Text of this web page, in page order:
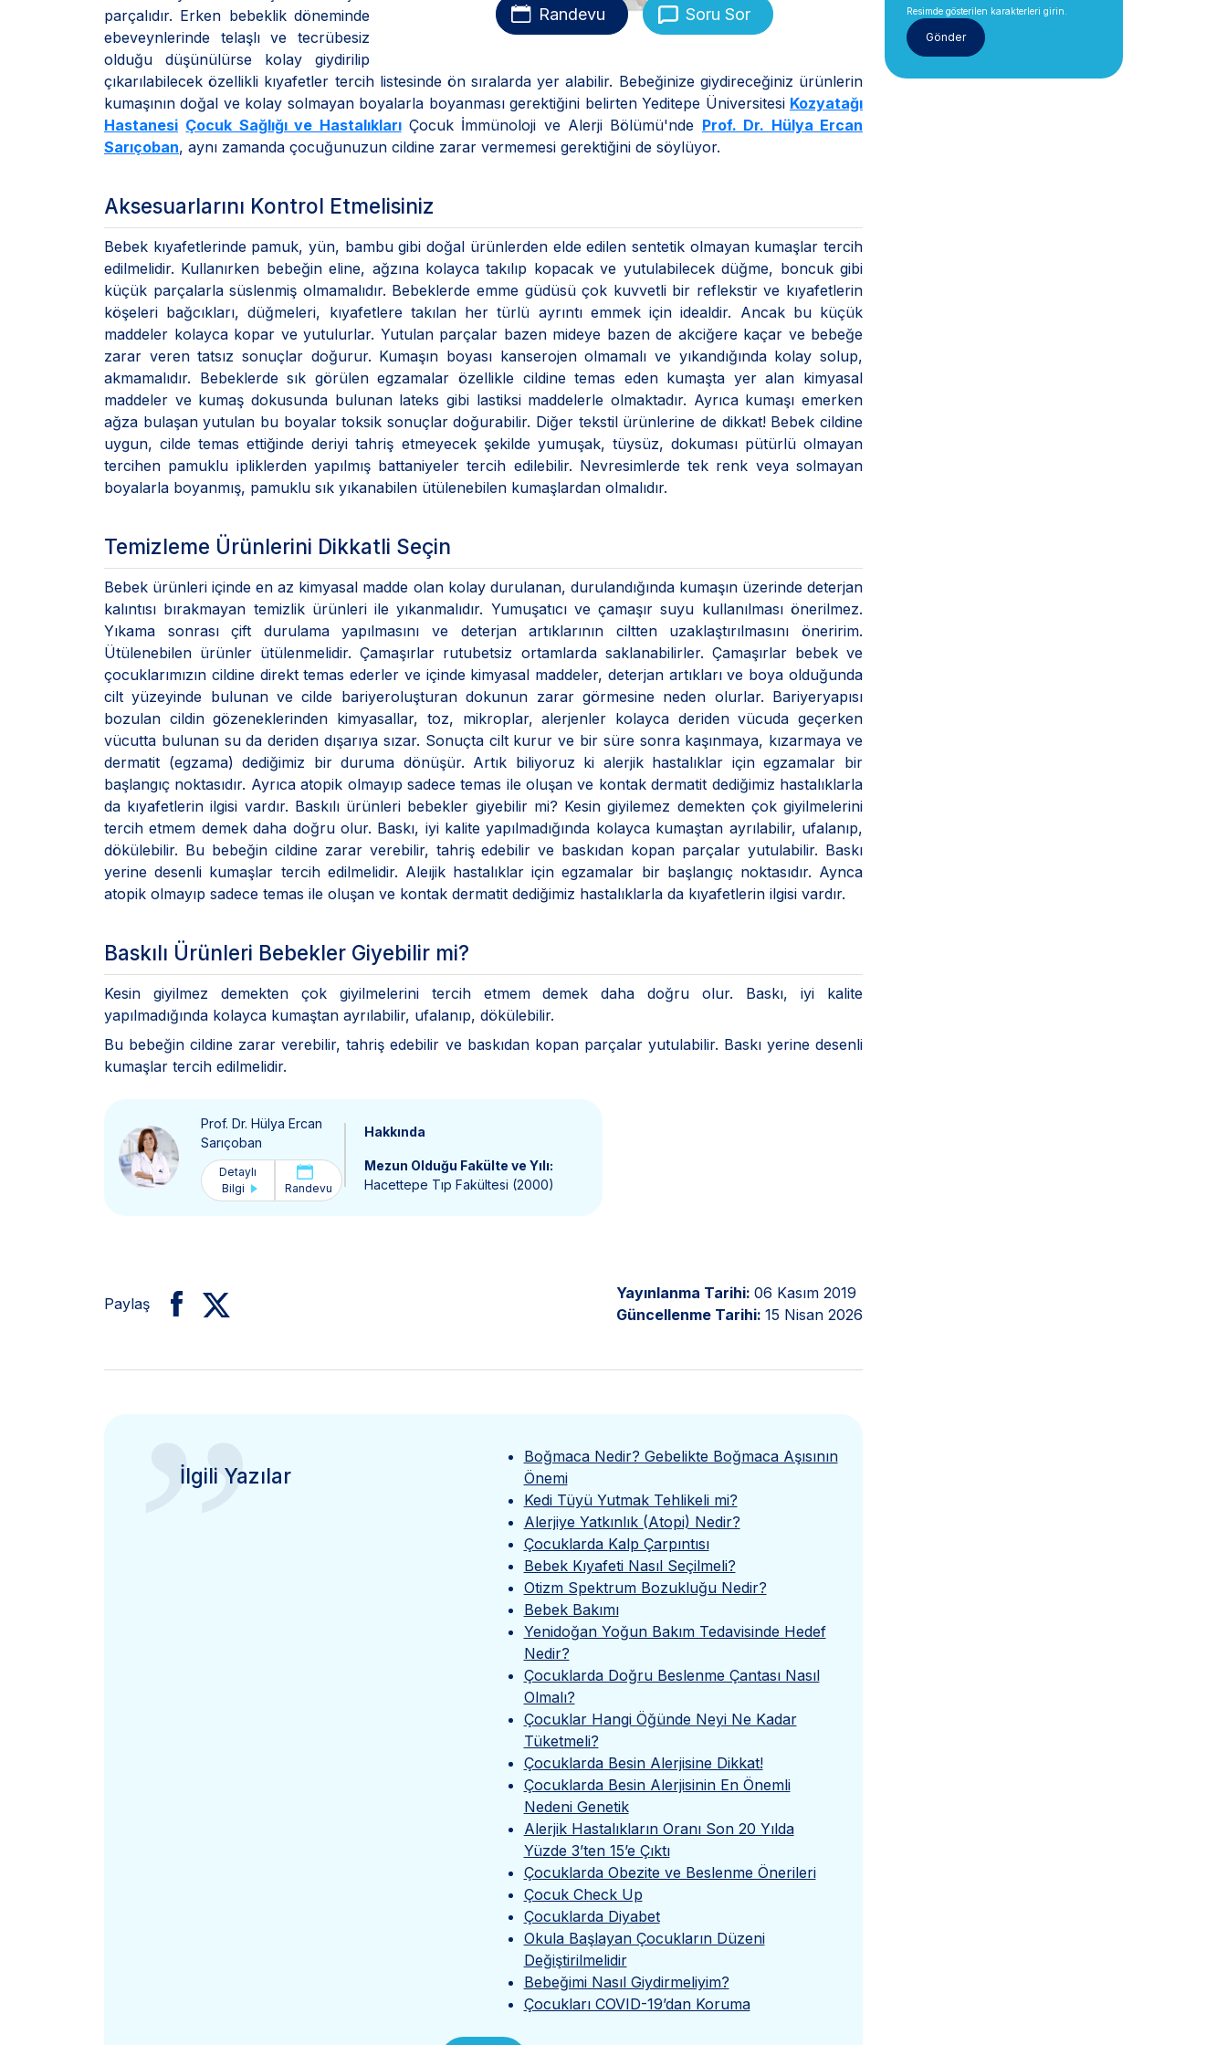
Randevu Soru Sor
parçalıdır. Erken bebeklik döneminde
ebeveynlerinde telaşlı ve tecrübesiz
olduğu düşünülürse kolay giydirilip
çıkarılabilecek özellikli kıyafetler tercih listesinde ön sıralarda yer alabilir. Bebeğinize giydireceğiniz ürünlerin
kumaşının doğal ve kolay solmayan boyalarla boyanması gerektiğini belirten Yeditepe Üniversitesi Kozyatağı
Hastanesi Çocuk Sağlığı ve HastalıklarıÇocuk İmmünoloji ve Alerji Bölümü'nde Prof. Dr. Hülya Ercan
Sarıçoban, aynı zamanda çocuğunuzun cildine zarar vermemesi gerektiğini de söylüyor.
Aksesuarlarını Kontrol Etmelisiniz
Bebek kıyafetlerinde pamuk, yün, bambu gibi doğal ürünlerden elde edilen sentetik olmayan kumaşlar tercih
edilmelidir. Kullanırken bebeğin eline, ağzına kolayca takılıp kopacak ve yutulabilecek düğme, boncuk gibi
küçük parçalarla süslenmiş olmamalıdır. Bebeklerde emme güdüsü çok kuvvetli bir reflekstir ve kıyafetlerin
köşeleri bağcıkları, düğmeleri, kıyafetlere takılan her türlü ayrıntı emmek için idealdir. Ancak bu küçük
maddeler kolayca kopar ve yutulurlar. Yutulan parçalar bazen mideye bazen de akciğere kaçar ve bebeğe
zarar veren tatsız sonuçlar doğurur. Kumaşın boyası kanserojen olmamalı ve yıkandığında kolay solup,
akmamalıdır. Bebeklerde sık görülen egzamalar özellikle cildine temas eden kumaşta yer alan kimyasal
maddeler ve kumaş dokusunda bulunan lateks gibi lastiksi maddelerle olmaktadır. Ayrıca kumaşı emerken
ağza bulaşan yutulan bu boyalar toksik sonuçlar doğurabilir. Diğer tekstil ürünlerine de dikkat! Bebek cildine
uygun, cilde temas ettiğinde deriyi tahriş etmeyecek şekilde yumuşak, tüysüz, dokuması pütürlü olmayan
tercihen pamuklu ipliklerden yapılmış battaniyeler tercih edilebilir. Nevresimlerde tek renk veya solmayan
boyalarla boyanmış, pamuklu sık yıkanabilen ütülenebilen kumaşlardan olmalıdır.
Temizleme Ürünlerini Dikkatli Seçin
Bebek ürünleri içinde en az kimyasal madde olan kolay durulanan, durulandığında kumaşın üzerinde deterjan
kalıntısı bırakmayan temizlik ürünleri ile yıkanmalıdır. Yumuşatıcı ve çamaşır suyu kullanılması önerilmez.
Yıkama sonrası çift durulama yapılmasını ve deterjan artıklarının ciltten uzaklaştırılmasını öneririm.
Ütülenebilen ürünler ütülenmelidir. Çamaşırlar rutubetsiz ortamlarda saklanabilirler. Çamaşırlar bebek ve
çocuklarımızın cildine direkt temas ederler ve içinde kimyasal maddeler, deterjan artıkları ve boya olduğunda
cilt yüzeyinde bulunan ve cilde bariyeroluşturan dokunun zarar görmesine neden olurlar. Bariyeryapısı
bozulan cildin gözeneklerinden kimyasallar, toz, mikroplar, alerjenler kolayca deriden vücuda geçerken
vücutta bulunan su da deriden dışarıya sızar. Sonuçta cilt kurur ve bir süre sonra kaşınmaya, kızarmaya ve
dermatit (egzama) dediğimiz bir duruma dönüşür. Artık biliyoruz ki alerjik hastalıklar için egzamalar bir
başlangıç noktasıdır. Ayrıca atopik olmayıp sadece temas ile oluşan ve kontak dermatit dediğimiz hastalıklarla
da kıyafetlerin ilgisi vardır. Baskılı ürünleri bebekler giyebilir mi? Kesin giyilemez demekten çok giyilmelerini
tercih etmem demek daha doğru olur. Baskı, iyi kalite yapılmadığında kolayca kumaştan ayrılabilir, ufalanıp,
dökülebilir. Bu bebeğin cildine zarar verebilir, tahriş edebilir ve baskıdan kopan parçalar yutulabilir. Baskı
yerine desenli kumaşlar tercih edilmelidir. Aleıjik hastalıklar için egzamalar bir başlangıç noktasıdır. Aynca
atopik olmayıp sadece temas ile oluşan ve kontak dermatit dediğimiz hastalıklarla da kıyafetlerin ilgisi vardır.
Baskılı Ürünleri Bebekler Giyebilir mi?
Kesin giyilmez demekten çok giyilmelerini tercih etmem demek daha doğru olur. Baskı, iyi kalite
yapılmadığında kolayca kumaştan ayrılabilir, ufalanıp, dökülebilir.
Bu bebeğin cildine zarar verebilir, tahriş edebilir ve baskıdan kopan parçalar yutulabilir. Baskı yerine desenli
kumaşlar tercih edilmelidir.
Prof. Dr. Hülya Ercan
Sarıçoban
Detaylı
Bilgi
Randevu
Hakkında
Mezun Olduğu Fakülte ve Yılı:
Hacettepe Tıp Fakültesi (2000)
Paylaş
Yayınlanma Tarihi: 06 Kasım 2019
Güncellenme Tarihi: 15 Nisan 2026
”
İlgili Yazılar
Boğmaca Nedir? Gebelikte Boğmaca Aşısının
Önemi
Kedi Tüyü Yutmak Tehlikeli mi?
Alerjiye Yatkınlık (Atopi) Nedir?
Çocuklarda Kalp Çarpıntısı
Bebek Kıyafeti Nasıl Seçilmeli?
Otizm Spektrum Bozukluğu Nedir?
Bebek Bakımı
Yenidoğan Yoğun Bakım Tedavisinde Hedef
Nedir?
Çocuklarda Doğru Beslenme Çantası Nasıl
Olmalı?
Çocuklar Hangi Öğünde Neyi Ne Kadar
Tüketmeli?
Çocuklarda Besin Alerjisine Dikkat!
Çocuklarda Besin Alerjisinin En Önemli
Nedeni Genetik
Alerjik Hastalıkların Oranı Son 20 Yılda
Yüzde 3’ten 15’e Çıktı
Çocuklarda Obezite ve Beslenme Önerileri
Çocuk Check Up
Çocuklarda Diyabet
Okula Başlayan Çocukların Düzeni
Değiştirilmelidir
Bebeğimi Nasıl Giydirmeliyim?
Çocukları COVID-19’dan Koruma
Resimde gösterilen karakterleri girin.